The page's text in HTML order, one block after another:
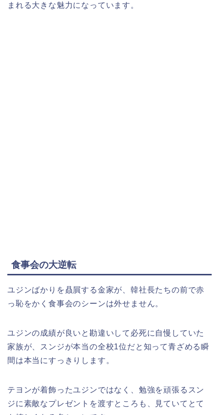
まれる大きな魅力になっています。
食事会の大逆転
ユジンばかりを贔屓する金家が、韓社長たちの前で赤
っ恥をかく食事会のシーンは外せません。
ユジンの成績が良いと勘違いして必死に自慢していた
家族が、スンジが本当の全校1位だと知って青ざめる瞬
間は本当にすっきりします。
テヨンが着飾ったユジンではなく、勉強を頑張るスン
ジに素敵なプレゼントを渡すところも、見ていてとて